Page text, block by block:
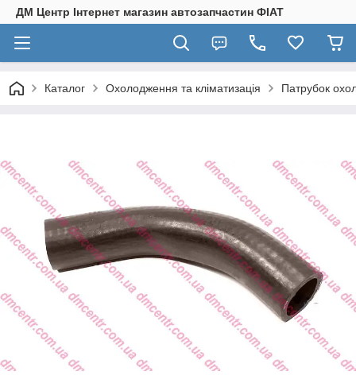
ДМ Центр Інтернет магазин автозапчастин ФІАТ
Каталог Охолодження та кліматизація Патрубок